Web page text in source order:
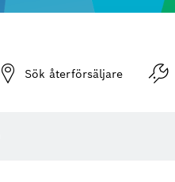
Sök återförsäljare